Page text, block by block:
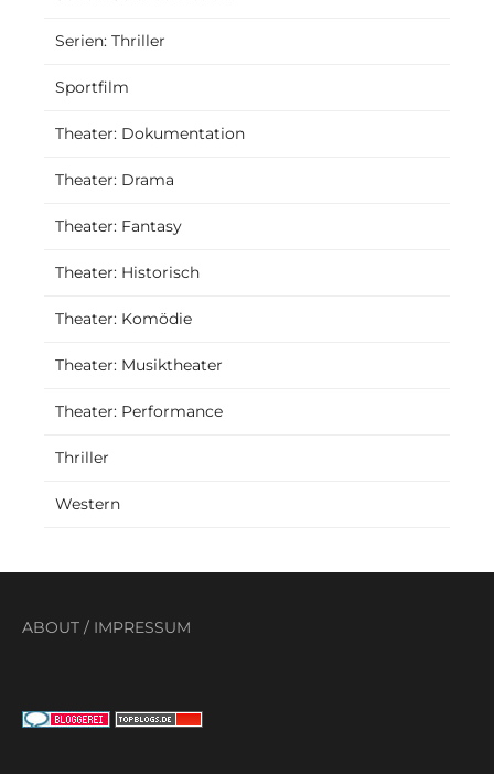
Serien: Thriller
Sportfilm
Theater: Dokumentation
Theater: Drama
Theater: Fantasy
Theater: Historisch
Theater: Komödie
Theater: Musiktheater
Theater: Performance
Thriller
Western
ABOUT / IMPRESSUM